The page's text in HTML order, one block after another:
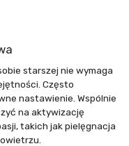
starszej nie wymaga
Często
nastawienie. Wspólnie
na aktywizację
takich jak pielęgnacja